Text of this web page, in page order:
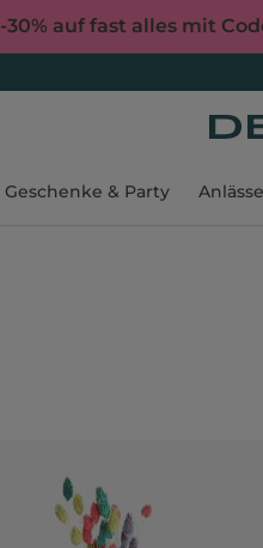
-30% auf fast alles mit
Geschenke & Party Anlässe